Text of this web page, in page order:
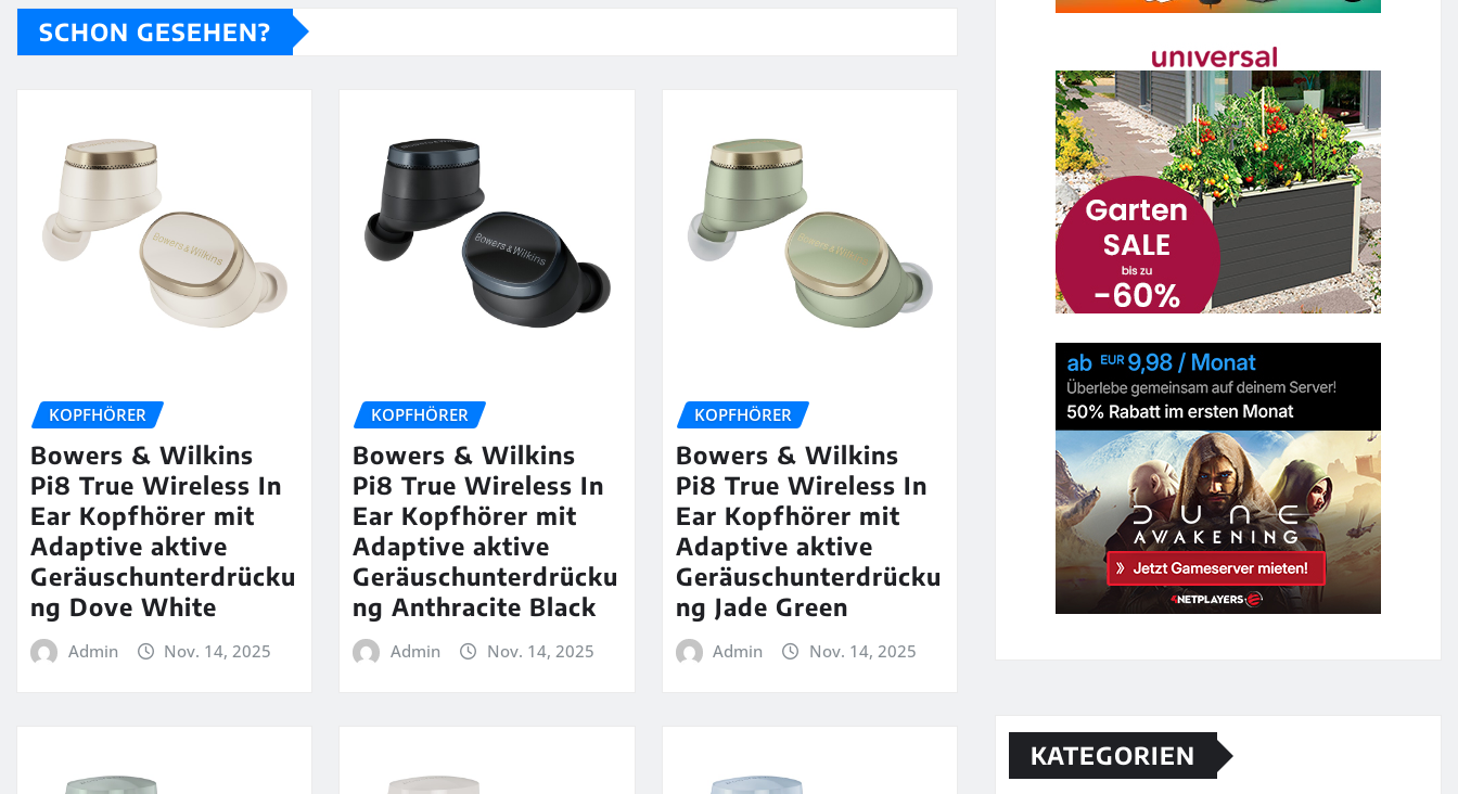
SCHON GESEHEN?
KOPFHÖRER
Bowers & Wilkins
Pi8 True Wireless In
Ear Kopfhörer mit
Adaptive aktive
Geräuschunterdrücku
ng Dove White
Admin Nov. 14, 2025
KOPFHÖRER
Bowers & Wilkins
Pi8 True Wireless In
Ear Kopfhörer mit
Adaptive aktive
Geräuschunterdrücku
ng Anthracite Black
Admin Nov. 14, 2025
KOPFHÖRER
Bowers & Wilkins
Pi8 True Wireless In
Ear Kopfhörer mit
Adaptive aktive
Geräuschunterdrücku
ng Jade Green
Admin Nov. 14, 2025
KATEGORIEN